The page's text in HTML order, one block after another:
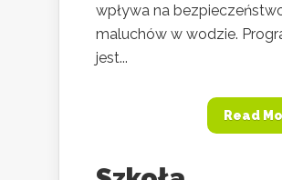
wpływa na
maluchów w wodzie.
jest...
Read